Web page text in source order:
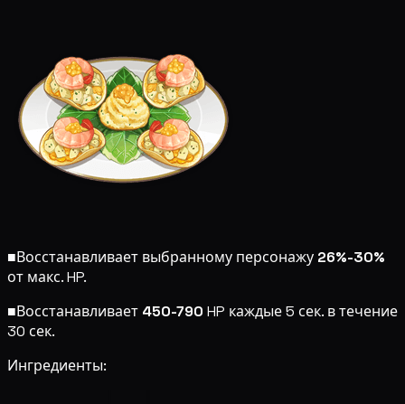
■Восстанавливает выбранному персонажу 26%-30%
от макс. HP.
■Восстанавливает 450-790 HP каждые 5 сек. в течение
30 сек.
Ингредиенты: